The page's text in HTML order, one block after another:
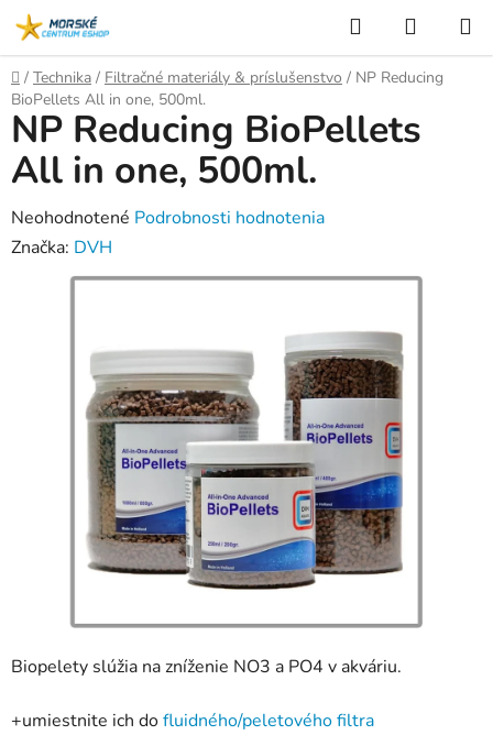
Prejsť
na
obsah
Hľadať
KOŠÍK
Domov
/ Technika / Filtračné materiály & príslušenstvo / NP Reducing
BioPellets All in one, 500ml.
Biopelety slúžia na zníženie NO3 a PO4 v akváriu.
+umiestnite ich dofluidného/peletového filtra
NP Reducing BioPellets
All in one, 500ml.
Priemerné
hodnotenie
produktu
hviezdičiek.
Neohodnotené Podrobnosti hodnotenia
Značka: DVH